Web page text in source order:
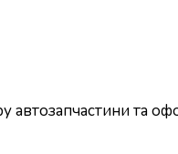
автозапчастини та